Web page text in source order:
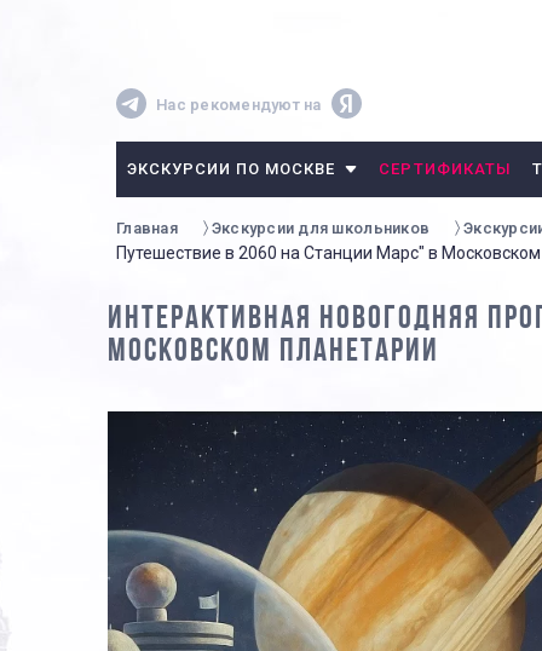
Нас рекомендуют на
ЭКСКУРСИИ ПО МОСКВЕ СЕРТИФИКАТЫ
Главная Экскурсии для школьников
Путешествие в 2060 на Станции Марс" в
ИНТЕРАКТИВНАЯ НОВОГОДНЯЯ
МОСКОВСКОМ ПЛАНЕТАРИИ